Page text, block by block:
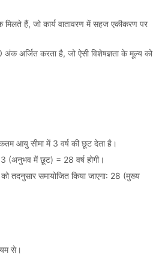
हैं, जो कार्य वातावरण में सहज एकीकरण पर
अंक अर्जित करता है, जो ऐसी विशेषज्ञता के मूल्य को
आयु सीमा में 3 वर्ष की छूट देता है।
में छूट) = 28 वर्ष होगी।
तदनुसार समायोजित किया जाएगा: 28 (मुख्य
से।